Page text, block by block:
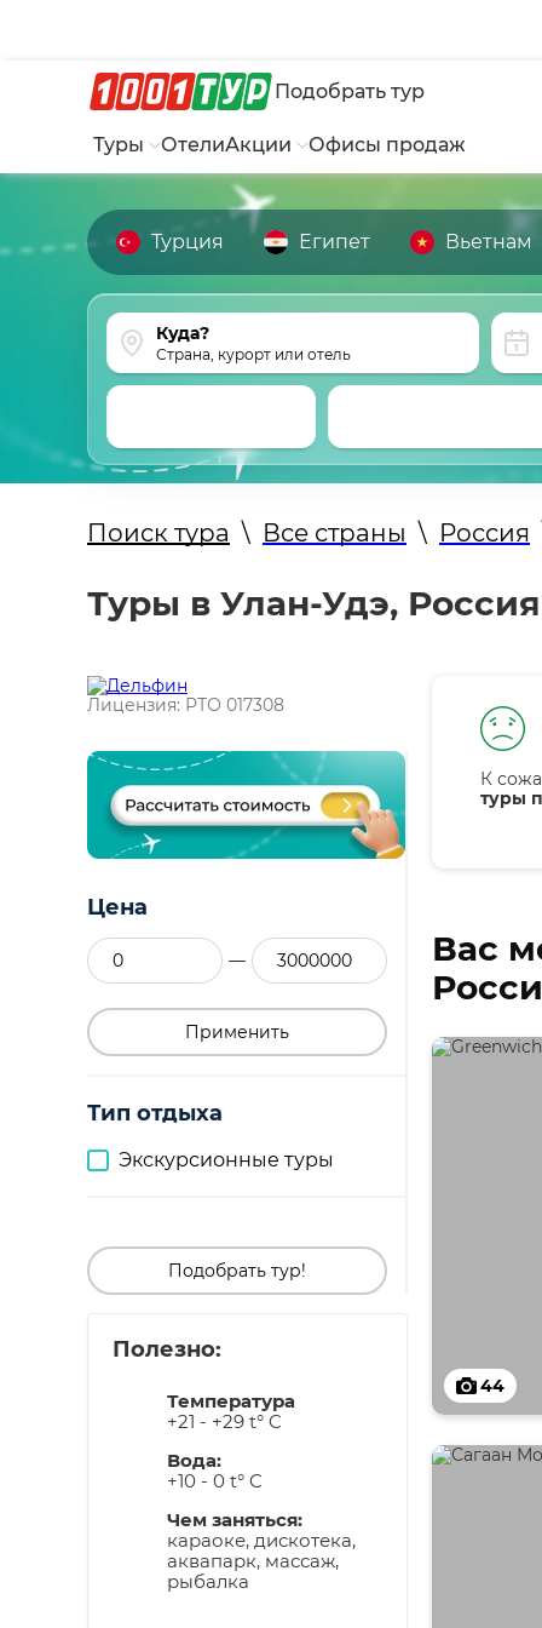
Подобрать тур
Туры ОтелиАкции Офисы продаж
Турция Египет Вьетнам
Страна, курорт или отель
Поиск тура \ Все страны \ Россия
Туры в Улан-Удэ,
Лицензия: РТО 017308
Цена
—
Применить
Тип отдыха
Экскурсионные туры
Подобрать тур!
Полезно:
Температура
+21 - +29 t° C
Вода:
+10 - 0 t° C
Чем заняться:
караоке, дискотека,
аквапарк, массаж,
рыбалка
К
туры
Вас
44